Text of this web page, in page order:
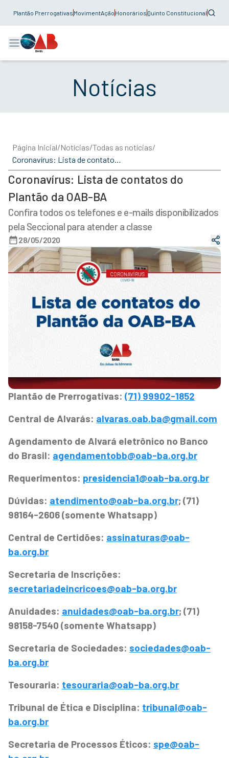
Plantão Prerrogativas MovimentAção Honorários Quinto Constitucional
Notícias
Página Inicial/Notícias/Todas as notícias/
Coronavírus: Lista de contatos do
Plantão da OAB-BA
Confira todos os telefones e e-mails disponibilizados
pela Seccional para atender a classe
28/05/2020
Plantão de Prerrogativas: (71) 99902-1852
Central de Alvarás: alvaras.oab.ba@gmail.com
Agendamento de Alvará eletrônico no Banco
do Brasil: agendamentobb@oab-ba.org.br
Requerimentos: presidencia1@oab-ba.org.br
Dúvidas: atendimento@oab-ba.org.br; (71)
98164-2606 (somente Whatsapp)
Central de Certidões: assinaturas@oab-
ba.org.br
Secretaria de Inscrições:
secretariadeincricoes@oab-ba.org.br
Anuidades: anuidades@oab-ba.org.br; (71)
98158-7540 (somente Whatsapp)
Secretaria de Sociedades: sociedades@oab-
ba.org.br
Tesouraria: tesouraria@oab-ba.org.br
Tribunal de Ética e Disciplina: tribunal@oab-
ba.org.br
Secretaria de Processos Éticos: spe@oab-